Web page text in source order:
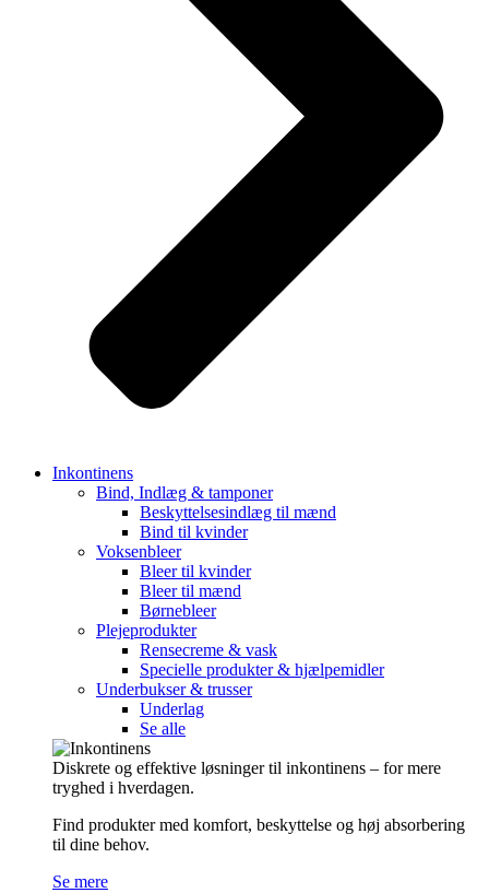
Inkontinens
Bind, Indlæg & tamponer
Beskyttelsesindlæg til mænd
Bind til kvinder
Voksenbleer
Bleer til kvinder
Bleer til mænd
Børnebleer
Plejeprodukter
Rensecreme & vask
Specielle produkter & hjælpemidler
Underbukser & trusser
Underlag
Se alle
Diskrete og effektive løsninger til inkontinens – for mere
tryghed i hverdagen.
Find produkter med komfort, beskyttelse og høj absorbering
til dine behov.
Se mere